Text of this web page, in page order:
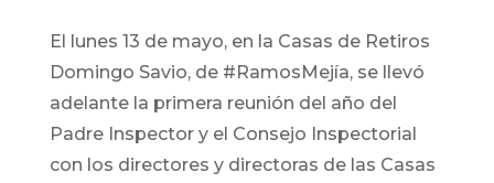
El lunes 13 de mayo, en la Casas de Retiros
Domingo Savio, de #RamosMejía, se llevó
adelante la primera reunión del año del
Padre Inspector y el Consejo Inspectorial
con los directores y directoras de las Casas